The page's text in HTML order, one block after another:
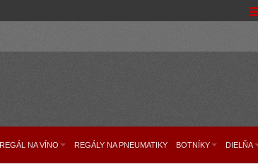
REGÁL NA VÍNO REGÁLY NA PNEUMATIKY BOTNÍKY DIELŇA